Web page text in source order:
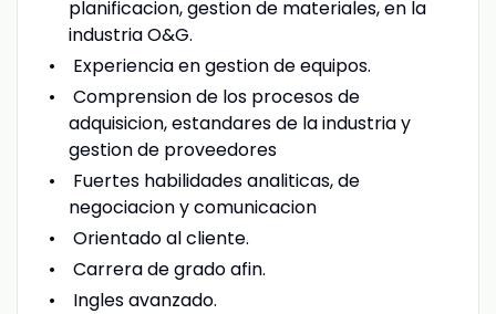
planificacion, gestion de materiales, en la
industria O&G.
Experiencia en gestion de equipos.
Comprension de los procesos de
adquisicion, estandares de la industria y
gestion de proveedores
Fuertes habilidades analiticas, de
negociacion y comunicacion
Orientado al cliente.
Carrera de grado afin.
Ingles avanzado.